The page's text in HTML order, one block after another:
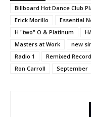
Billboard Hot Dance Club
Erick Morillo
Essential
H "two" O & Platinum
Masters at Work
new
Radio 1
Remixed
Ron Carroll
September